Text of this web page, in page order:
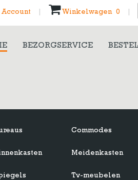
Account Winkelwagen 0
BEZORGSERVICE
Commodes
Meidenkasten
Tv-meubelen